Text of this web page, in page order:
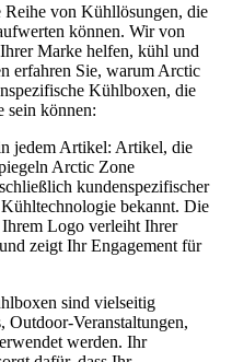
von Kühllösungen, die
können. Wir von
Marke helfen, kühl und
erfahren Sie, warum Arctic
Kühlboxen, die
sein können:
jedem Artikel: Artikel, die
Arctic Zone
kundenspezifischer
bekannt. Die
Logo verleiht Ihrer
zeigt Ihr Engagement für
sind vielseitig
Outdoor-Veranstaltungen,
werden. Ihr